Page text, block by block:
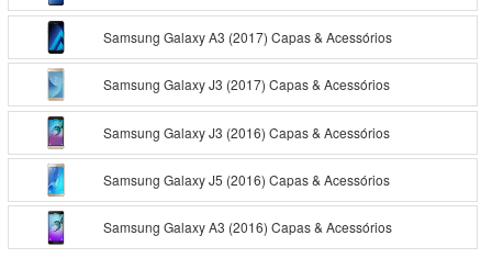
Samsung Galaxy A3 (2017) Capas & Acessórios
Samsung Galaxy J3 (2017) Capas & Acessórios
Samsung Galaxy J3 (2016) Capas & Acessórios
Samsung Galaxy J5 (2016) Capas & Acessórios
Samsung Galaxy A3 (2016) Capas & Acessórios